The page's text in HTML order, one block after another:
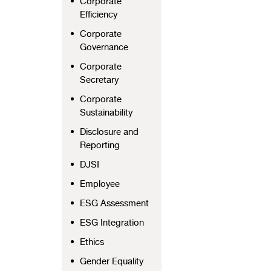
Efficiency
Corporate
Governance
Corporate
Secretary
Corporate
Sustainability
Disclosure and
Reporting
DJSI
Employee
ESG Assessment
ESG Integration
Ethics
Gender Equality